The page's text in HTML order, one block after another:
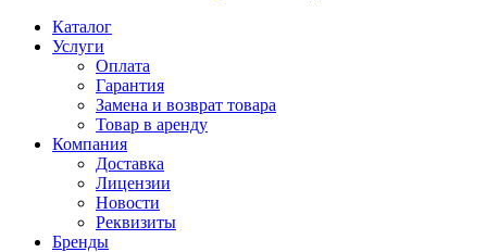
Каталог
Услуги
Оплата
Гарантия
Замена и возврат товара
Товар в аренду
Компания
Доставка
Лицензии
Новости
Реквизиты
Бренды